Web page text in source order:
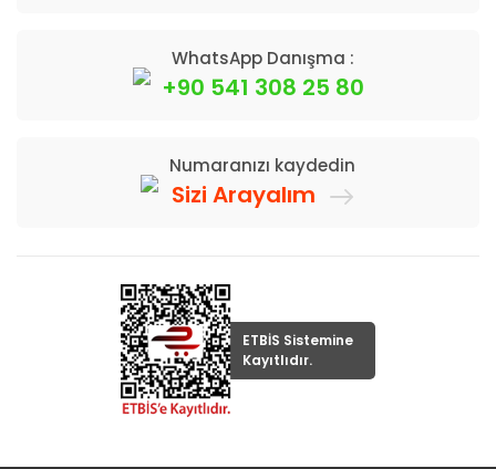
WhatsApp Danışma :
+90 541 308 25 80
Numaranızı kaydedin
Sizi Arayalım
ETBİS Sistemine
Kayıtlıdır.